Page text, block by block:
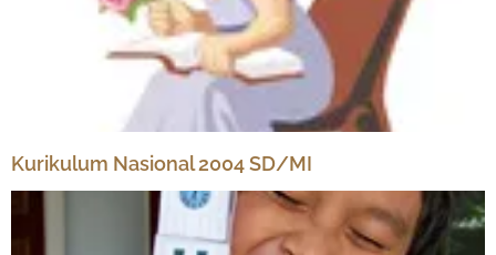
Kurikulum Nasional 2004 SD/MI